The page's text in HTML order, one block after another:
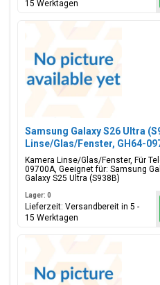
15 Werktagen
Samsung Galaxy S26 Ultra
Linse/Glas/Fenster, GH64-
Kamera Linse/Glas/Fenster, Für
09700A, Geeignet für: Samsung
Galaxy S25 Ultra (S938B)
Lager: 0
Lieferzeit: Versandbereit in 5 -
15 Werktagen